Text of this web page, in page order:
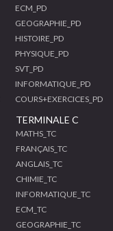
ECM_PD
GEOGRAPHIE_PD
HISTOIRE_PD
PHYSIQUE_PD
SVT_PD
INFORMATIQUE_PD
COURS+EXERCICES_PD
TERMINALE C
MATHS_TC
FRANÇAIS_TC
ANGLAIS_TC
CHIMIE_TC
INFORMATIQUE_TC
ECM_TC
GEOGRAPHIE_TC